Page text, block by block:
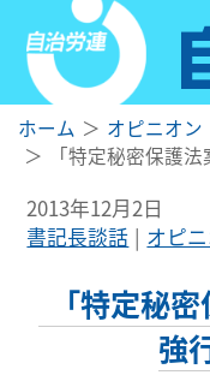
ホーム オピニオン
「特定秘密保護
2013年12月2日
書記長談話
オピ
「特定秘
強